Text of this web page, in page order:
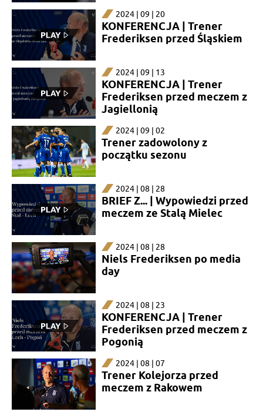
2024 | 09 | 20
KONFERENCJA | Trener
Frederiksen przed Śląskiem
2024 | 09 | 13
KONFERENCJA | Trener
Frederiksen przed meczem z
Jagiellonią
2024 | 09 | 02
Trener zadowolony z
początku sezonu
2024 | 08 | 28
BRIEF Z... | Wypowiedzi przed
meczem ze Stalą Mielec
2024 | 08 | 28
Niels Frederiksen po media
day
2024 | 08 | 23
KONFERENCJA | Trener
Frederiksen przed meczem z
Pogonią
2024 | 08 | 07
Trener Kolejorza przed
meczem z Rakowem